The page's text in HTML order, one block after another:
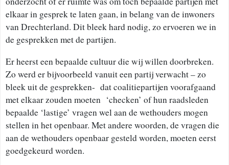
elkaar in gesprek te laten gaan, in belang van de inwoners
van Drechterland. Dit bleek hard nodig, zo ervoeren we in
de gesprekken met de partijen.
Er heerst een bepaalde cultuur die wij willen doorbreken.
Zo werd er bijvoorbeeld vanuit een partij verwacht – zo
bleek uit de gesprekken- dat coalitiepartijen voorafgaand
met elkaar zouden moeten ‘checken’ of hun raadsleden
bepaalde ‘lastige’ vragen wel aan de wethouders mogen
stellen in het openbaar. Met andere woorden, de vragen die
aan de wethouders openbaar gesteld worden, moeten eerst
goedgekeurd worden.